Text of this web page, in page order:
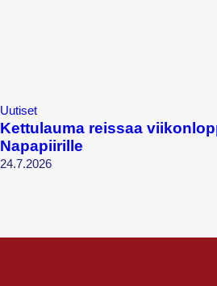
Uutiset
Kettulauma reissaa
Napapiirille
24.7.2026